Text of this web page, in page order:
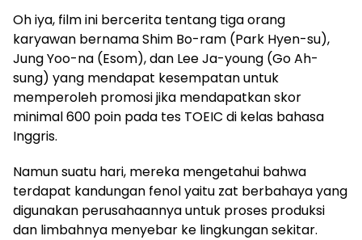
Oh iya, film ini bercerita tentang tiga orang
karyawan bernama Shim Bo-ram (Park Hyen-su),
Jung Yoo-na (Esom), dan Lee Ja-young (Go Ah-
sung) yang mendapat kesempatan untuk
memperoleh promosi jika mendapatkan skor
minimal 600 poin pada tes TOEIC di kelas bahasa
Inggris.
Namun suatu hari, mereka mengetahui bahwa
terdapat kandungan fenol yaitu zat berbahaya yang
digunakan perusahaannya untuk proses produksi
dan limbahnya menyebar ke lingkungan sekitar.